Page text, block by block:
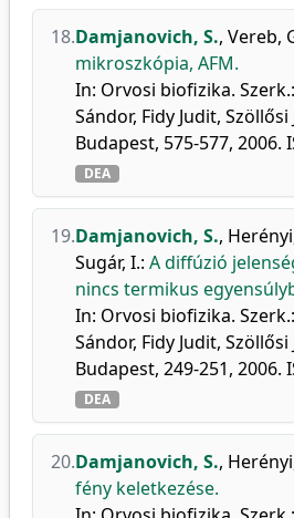
18.Damjanovich, S., Vereb,
mikroszkópia, AFM.
In: Orvosi biofizika.
Sándor, Fidy Judit,
Budapest, 575-577, 2006.
DEA
19.Damjanovich, S.,
Sugár, I.: A diffúzió
nincs termikus
In: Orvosi biofizika.
Sándor, Fidy Judit,
Budapest, 249-251, 2006.
DEA
20.Damjanovich, S.,
fény keletkezése.